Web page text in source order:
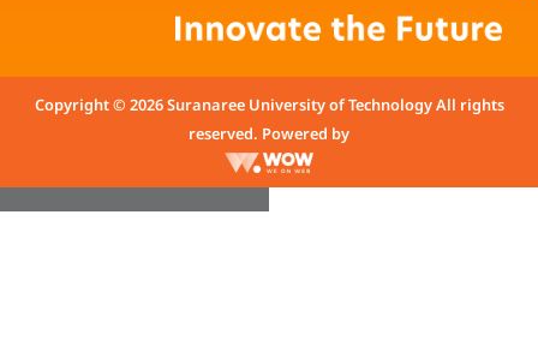
Copyright © 2026 Suranaree University of Technology All rights
reserved. Powered by